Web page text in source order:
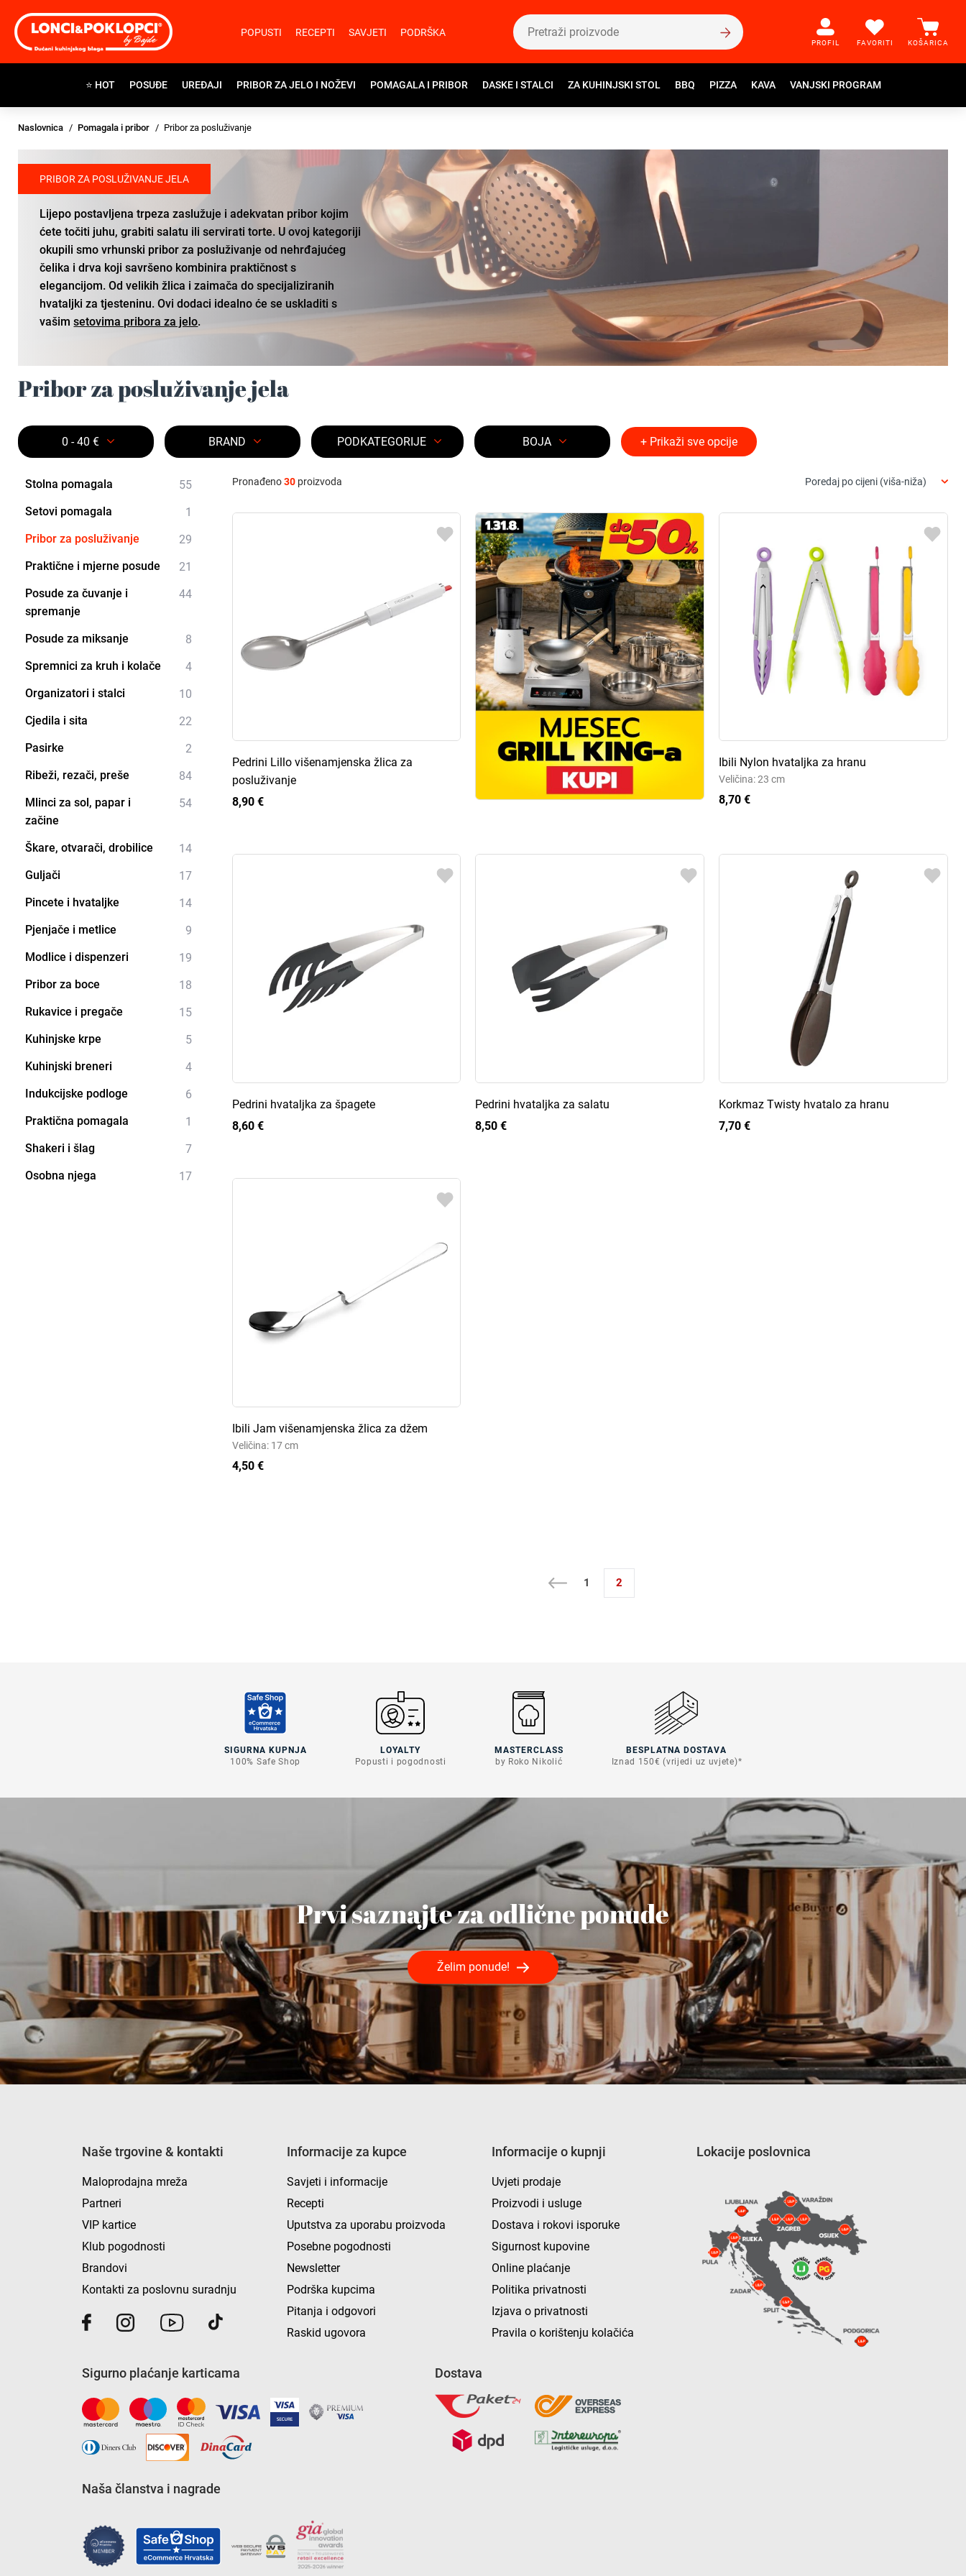
POPUSTI RECEPTI SAVJETI PODRŠKA
PROFIL FAVORITI KOŠARICA
⭐ HOT POSUĐE UREĐAJI PRIBOR ZA JELO I NOŽEVI POMAGALA I PRIBOR DASKE I STALCI ZA KUHINJSKI STOL BBQ PIZZA KAVA VANJSKI PROGRAM
Naslovnica Pomagala i pribor Pribor za posluživanje
PRIBOR ZA POSLUŽIVANJE JELA
Lijepo postavljena trpeza zaslužuje i adekvatan pribor kojim
ćete točiti juhu, grabiti salatu ili servirati torte. U ovoj kategoriji
okupili smo vrhunski pribor za posluživanje od nehrđajućeg
čelika i drva koji savršeno kombinira praktičnost s
elegancijom. Od velikih žlica i zaimača do specijaliziranih
hvataljki za tjesteninu. Ovi dodaci idealno će se uskladiti s
vašimsetovima pribora za jelo.
Pribor za posluživanje jela
0 - 40 € BRAND PODKATEGORIJE BOJA + Prikaži sve opcije
Stolna pomagala
55
Setovi pomagala
1
Pribor za posluživanje
29
Praktične i mjerne posude
21
Posude za čuvanje i
spremanje
44
Posude za miksanje
8
Spremnici za kruh i kolače
4
Organizatori i stalci
10
Cjedila i sita
22
Pasirke
2
Ribeži, rezači, preše
84
Mlinci za sol, papar i
začine
54
Škare, otvarači, drobilice
14
Guljači
17
Pincete i hvataljke
14
Pjenjače i metlice
9
Modlice i dispenzeri
19
Pribor za boce
18
Rukavice i pregače
15
Kuhinjske krpe
5
Kuhinjski breneri
4
Indukcijske podloge
6
Praktična pomagala
1
Shakeri i šlag
7
Osobna njega
17
Pronađeno30proizvoda Poredaj po cijeni (viša-niža)
Pedrini Lillo višenamjenska žlica za
posluživanje
8,90 €
Ibili Nylon hvataljka za hranu
Veličina: 23 cm
8,70 €
Pedrini hvataljka za špagete
8,60 €
Pedrini hvataljka za salatu
8,50 €
Korkmaz Twisty hvatalo za hranu
7,70 €
Ibili Jam višenamjenska žlica za džem
Veličina: 17 cm
4,50 €
1 2
SIGURNA KUPNJA
100% Safe Shop
LOYALTY
Popusti i pogodnosti
MASTERCLASS
by Roko Nikolić
BESPLATNA DOSTAVA
Iznad 150€ (vrijedi uz uvjete)*
Prvi saznajte za odlične ponude
Želim ponude!
Naše trgovine & kontakti
Maloprodajna mreža
Partneri
VIP kartice
Klub pogodnosti
Brandovi
Kontakti za poslovnu suradnju
Informacije za kupce
Savjeti i informacije
Recepti
Uputstva za uporabu proizvoda
Posebne pogodnosti
Newsletter
Podrška kupcima
Pitanja i odgovori
Raskid ugovora
Informacije o kupnji
Uvjeti prodaje
Proizvodi i usluge
Dostava i rokovi isporuke
Sigurnost kupovine
Online plaćanje
Politika privatnosti
Izjava o privatnosti
Pravila o korištenju kolačića
Lokacije poslovnica
Sigurno plaćanje karticama
Naša članstva i nagrade
Dostava